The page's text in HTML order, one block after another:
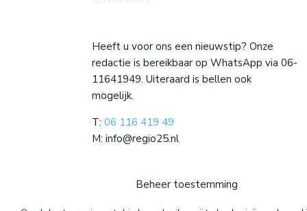
Beheer toestemming
Heeft u voor ons een nieuwstip? Onze
redactie is bereikbaar op WhatsApp via 06-
11641949. Uiteraard is bellen ook
mogelijk.
T:06 116 419 49
M: info@regio25.nl